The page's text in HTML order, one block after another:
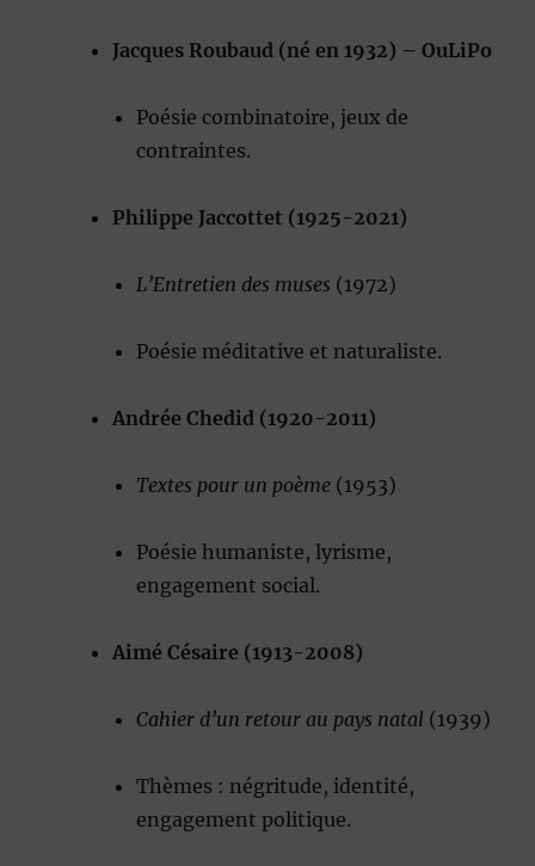
Jacques Roubaud (né en 1932) – OuLiPo
Poésie combinatoire, jeux de
contraintes.
Philippe Jaccottet (1925-2021)
L’Entretien des muses (1972)
Poésie méditative et naturaliste.
Andrée Chedid (1920-2011)
Textes pour un poème (1953)
Poésie humaniste, lyrisme,
engagement social.
Aimé Césaire (1913-2008)
Cahier d’un retour au pays natal (1939)
Thèmes : négritude, identité,
engagement politique.